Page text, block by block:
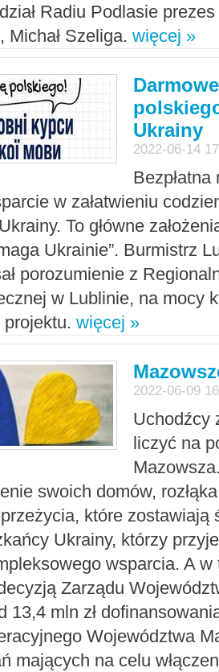
Radiu Podlasie
Michał Szeliga. więcej »
Ukrainy
2022-06-14
w załatwieniu
To główne
Ukrainie”. Burmistrz
porozumienie z
w Lublinie, na mocy
projektu. więcej »
2022-06-09
Uchodźcy
liczyć na
swoich domów,
które zostawiają
Ukrainy, którzy
wsparcia. A w
Zarządu
13,4 mln zł
Województwa
mających na celu